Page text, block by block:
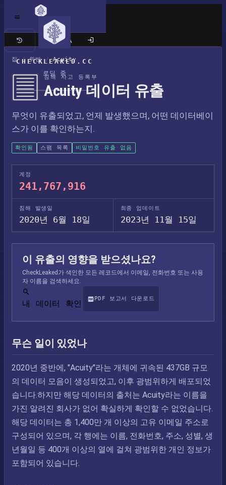
CHECKLEAKED.CC
로딩 중
클래식 사이트
집 / 위반 / Acuity
침해 사고 등록부
Acuity 데이터 유출
무엇이 유출되었고, 언제 발생했으며, 어떤 데이터베이
스가 이를 확인하는지.
확인됨 스팸 목록 비밀번호 유출 없음
계정
241,767,916
침해 발생일
2020년 6월 18일
최종 업데이트
2023년 11월 15일
이 유출의 영향을 받으셨나요?
CheckLeaked가 색인한 모든 레코드에서 이메일, 전화번호 또는 사용
자 이름을 검색하세요.
내 데이터 확인
PDF 보고서 다운로드
무슨 일이 있었나
2020년 중반에, "Acuity"라는 개체에 귀속된 437GB 규모
의 데이터 모음이 생성되었고, 이후 광범위하게 배포되었
습니다.하지만 해당 데이터의 출처는 Acuity라는 이름을
가진 알려진 회사가 없어 확실하게 확인할 수 없었습니다.
해당 데이터는 총 1,400만 개 이상의 고유 이메일 주소로
구성되어 있으며, 각 행에는 이름, 전화번호, 주소, 성별, 생
년월일 등 400개 이상의 열에 걸쳐 광범위한 개인 정보가
포함되어 있습니다.